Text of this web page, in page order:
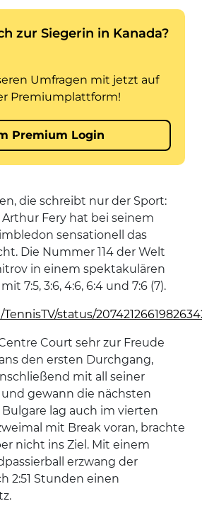
die schreibt nur der Sport:
Fery hat bei seinem
sensationell das
Die Nummer 114 der Welt
in einem spektakulären
7:5, 3:6, 4:6, 6:4 und 7:6 (7).
status/
Court sehr zur Freude
den ersten Durchgang,
mit all seiner
gewann die nächsten
Bulgare lag auch im vierten
mit Break voran, brachte
nicht ins Ziel. Mit einem
erzwang der
2:51 Stunden einen